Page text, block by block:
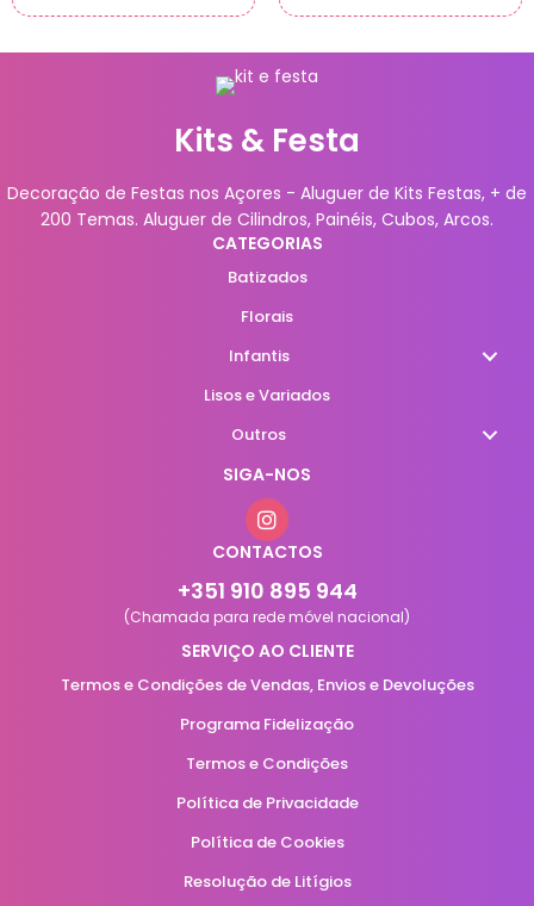
Kits & Festa
Decoração de Festas nos Açores - Aluguer de Kits Festas, + de
200 Temas. Aluguer de Cilindros, Painéis, Cubos, Arcos.
CATEGORIAS
Batizados
Florais
Infantis
Lisos e Variados
Outros
SIGA-NOS
CONTACTOS
+351 910 895 944
(Chamada para rede móvel nacional)
SERVIÇO AO CLIENTE
Termos e Condições de Vendas, Envios e Devoluções
Programa Fidelização
Termos e Condições
Política de Privacidade
Política de Cookies
Resolução de Litígios